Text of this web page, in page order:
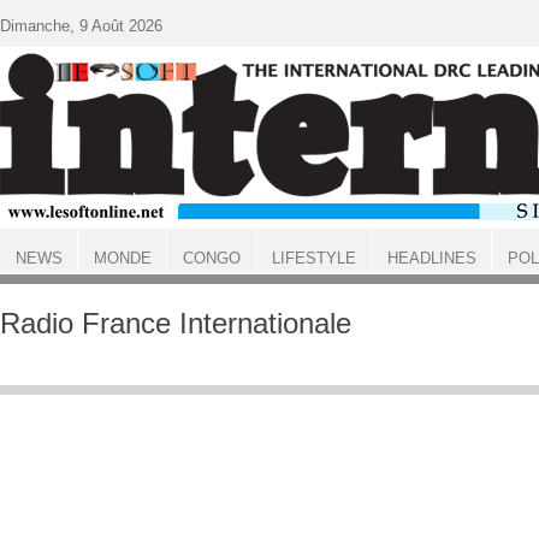
ACCUEIL
Radio France Internationale
Dimanche, 9 Août 2026
NEWS MONDE CONGO LIFESTYLE HEADLINES